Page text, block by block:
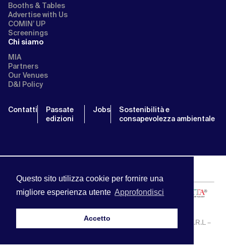
Questo sito utilizza cookie per fornire una
migliore esperienza utente Approfondisci
Accetto
Booths & Tables
Advertise with Us
COMIN’ UP
Screenings
Chi siamo
MIA
Partners
Our Venues
D&I Policy
Contatti
Passate
edizioni
Jobs
Sostenibilità e
consapevolezza ambientale
MIA | Mercato Internazionale Audiovisivo | APA SERVICE S.R.L –